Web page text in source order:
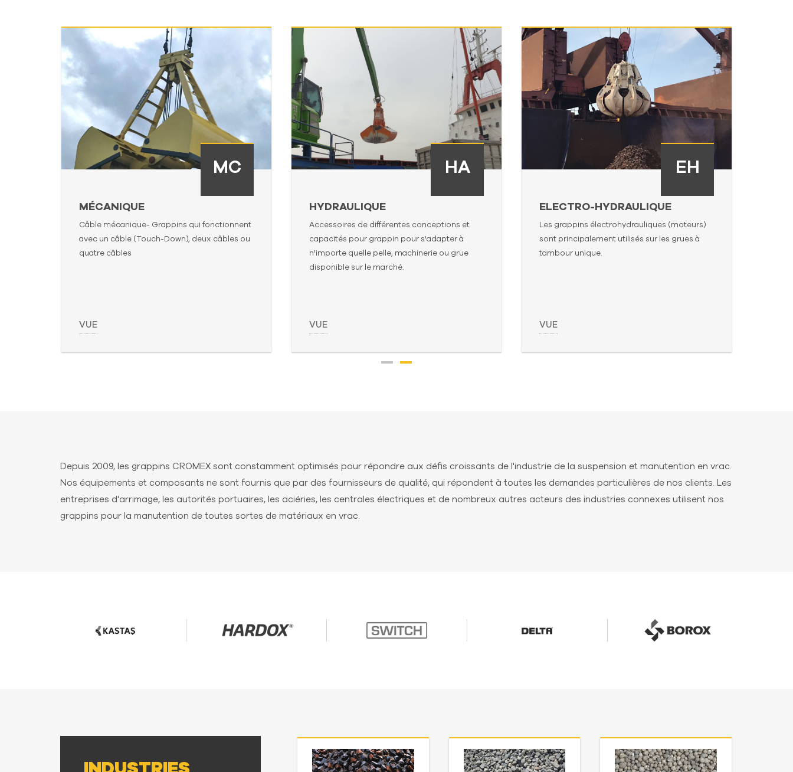
MC
MÉCANIQUE
Câble mécanique- Grappins qui fonctionnent
avec un câble (Touch-Down), deux câbles ou
quatre câbles
VUE
HA
HYDRAULIQUE
Accessoires de différentes conceptions et
capacités pour grappin pour s'adapter à
n'importe quelle pelle, machinerie ou grue
disponible sur le marché.
VUE
EH
ELECTRO-HYDRAULIQUE
Les grappins électrohydrauliques (moteurs)
sont principalement utilisés sur les grues à
tambour unique.
VUE
Depuis 2009, les grappins CROMEX sont constamment optimisés pour répondre aux défis croissants de l'industrie de la suspension et manutention en vrac.
Nos équipements et composants ne sont fournis que par des fournisseurs de qualité, qui répondent à toutes les demandes particulières de nos clients. Les
entreprises d'arrimage, les autorités portuaires, les aciéries, les centrales électriques et de nombreux autres acteurs des industries connexes utilisent nos
grappins pour la manutention de toutes sortes de matériaux en vrac.